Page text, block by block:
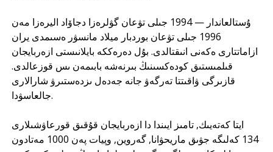
ۇستالعاندار — 1994 جىلى تۋعان گۋلرەزا دجاۆاد اليرەزا مەن
1996 جىلى تۋعان بوردبار ميلاد مانسۋر ەسىمدى يران
ازاماتتارى ەكەنى انىقتالدى. بۇل دەرەككە بايلانىستى ازەربايجان
قىلمىستىق كودەكسىنىڭ بىرنەشە بابىمەن ىس قوزعالدى.
قازىرگى ۋاقىتتا تەرگەۋ جانە جەدەل ىزدەستىرۋ شارالارى
جالعاسۋدا.
ايتا كەتەيىك, تامىز ايىندا دا ازەربايجان قۇقىق قورعاۋشىلارى
134 كەلىگە جۋىق ماريحۋانا, گەروين, وپيات پەن 1000 مەتادون